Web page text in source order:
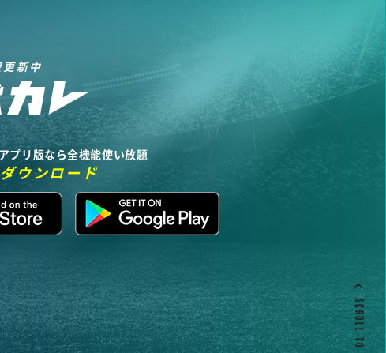
新中
プリ版なら全機能使い放題
ウンロード
SCROLL TO TOP